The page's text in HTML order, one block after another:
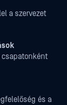
a szervezet
csapatonként
és a